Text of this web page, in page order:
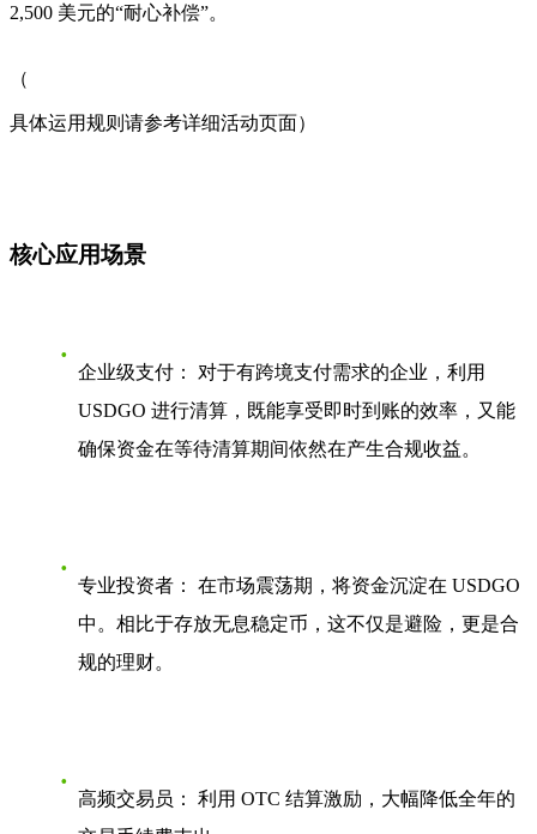
2,500 美元的“耐心补偿”。
（
具体运用规则请参考详细活动页面）
核心应用场景
企业级支付：
对于有跨境支付需求的企业，利用
USDGO 进行清算，既能享受即时到账的效率，又能
确保资金在等待清算期间依然在产生合规收益。
专业投资者：
在市场震荡期，将资金沉淀在 USDGO
中。相比于存放无息稳定币，这不仅是避险，更是合
规的理财。
高频交易员：
利用 OTC 结算激励，大幅降低全年的